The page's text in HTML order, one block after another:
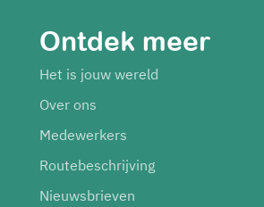
Ontdek meer
Het is jouw wereld
Over ons
Medewerkers
Routebeschrijving
Nieuwsbrieven